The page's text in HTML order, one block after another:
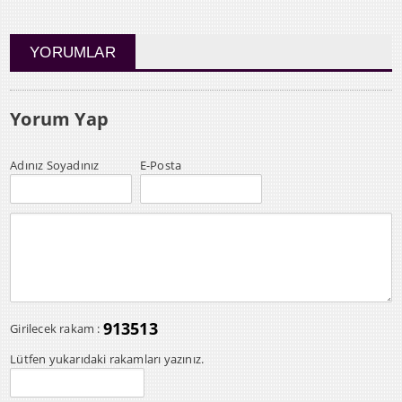
YORUMLAR
Yorum Yap
Adınız Soyadınız E-Posta
Girilecek rakam : 913513
Lütfen yukarıdaki rakamları yazınız.